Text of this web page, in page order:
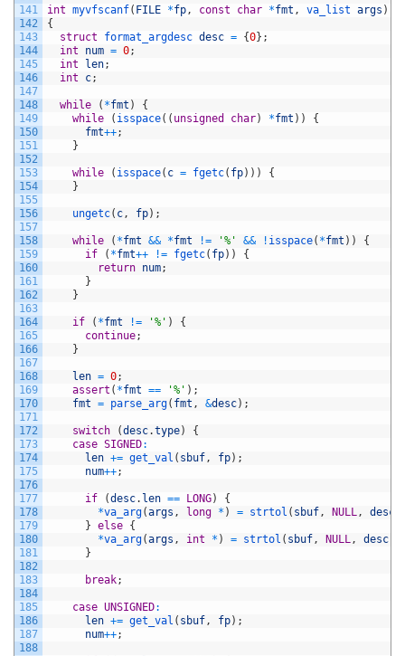
141
142
143
144
145
146
147
148
149
150
151
152
153
154
155
156
157
158
159
160
161
162
163
164
165
166
167
168
169
170
171
172
173
174
175
176
177
178
179
180
181
182
183
184
185
186
187
188
int myvfscanf( FILE *fp, const char *fmt , va_list args )
{
struct
format_argdesc desc = {0} ;
int
num = 0;
int
len;
int
c;
while ( *fmt )
{
while
( isspace( ( unsigned char) *fmt ) )
{
fmt++;
}
while ( isspace( c = fgetc( fp) ) )
{
}
ungetc( c, fp) ;
while ( *fmt && *fmt != '%' && ! isspace( *fmt ) )
{
if
( *fmt++ != fgetc( fp) )
{
return num;
}
}
if ( *fmt != '%' )
{
continue;
}
len = 0;
assert ( *fmt == '%' ) ;
fmt = parse_arg( fmt , &desc) ;
switch (desc.type)
{
case SIGNED:
len += get_val ( sbuf, fp) ;
num++;
if (desc. len == LONG)
{
*va_arg(args , long * ) = strtol ( sbuf, NULL, desc
} else {
*va_arg(args , int * ) = strtol ( sbuf, NULL, desc
}
break;
case UNSIGNED:
len += get_val ( sbuf, fp) ;
num++;